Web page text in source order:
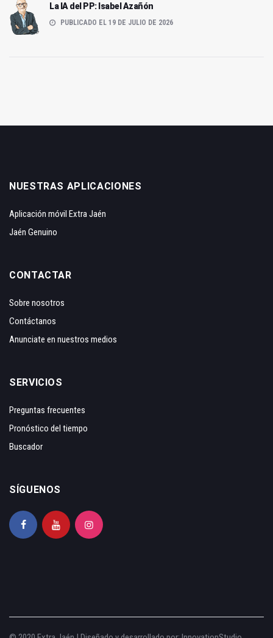
La IA del PP: Isabel Azañón
PUBLICADO EL 19 DE JULIO DE 2026
NUESTRAS APLICACIONES
Aplicación móvil Extra Jaén
Jaén Genuino
CONTACTAR
Sobre nosotros
Contáctanos
Anunciate en nuestros medios
SERVICIOS
Preguntas frecuentes
Pronóstico del tiempo
Buscador
SÍGUENOS